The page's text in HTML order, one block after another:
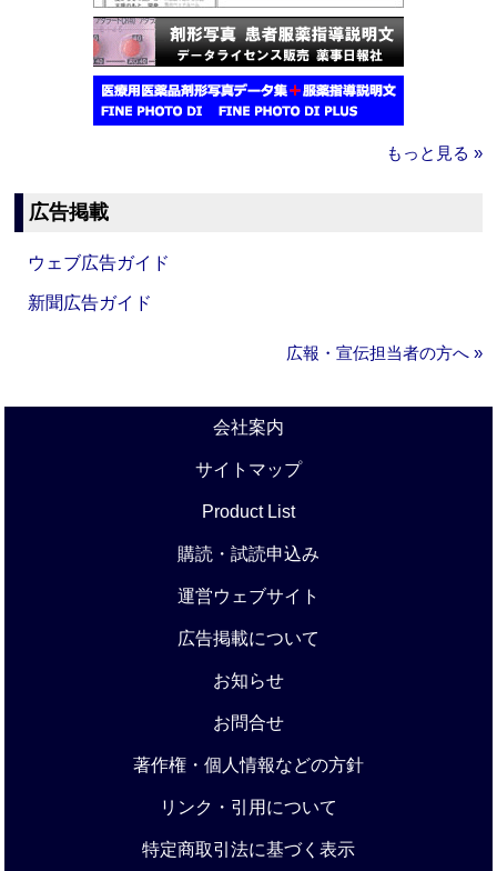
もっと見る »
広告掲載
ウェブ広告ガイド
新聞広告ガイド
広報・宣伝担当者の方へ »
会社案内
サイトマップ
Product List
購読・試読申込み
運営ウェブサイト
広告掲載について
お知らせ
お問合せ
著作権・個人情報などの方針
リンク・引用について
特定商取引法に基づく表示